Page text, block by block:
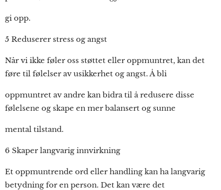
gi opp.
5 Reduserer stress og angst
Når vi ikke føler oss støttet eller oppmuntret, kan det
føre til følelser av usikkerhet og angst. Å bli
oppmuntret av andre kan bidra til å redusere disse
følelsene og skape en mer balansert og sunne
mental tilstand.
6 Skaper langvarig innvirkning
Et oppmuntrende ord eller handling kan ha langvarig
betydning for en person. Det kan være det